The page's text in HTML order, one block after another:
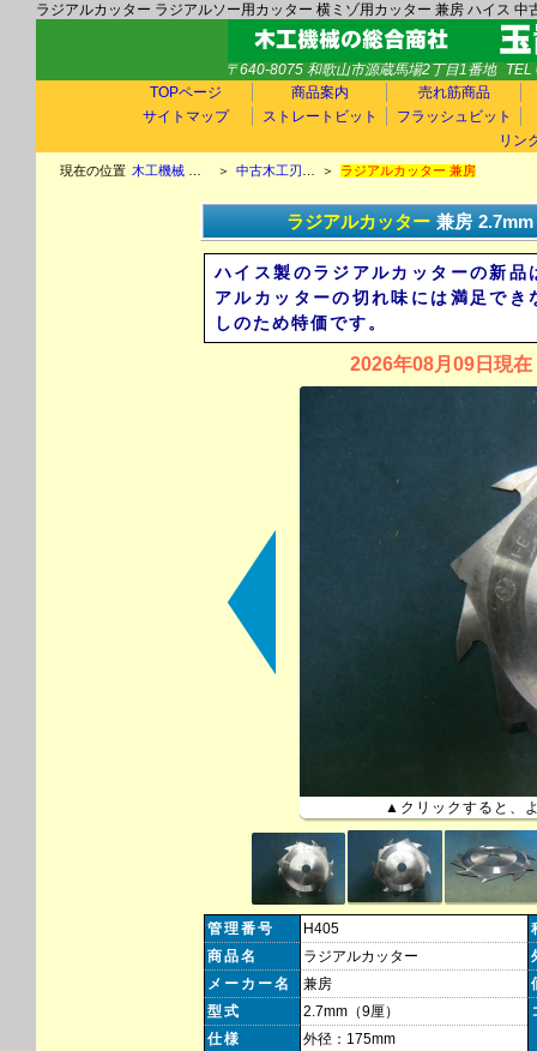
ラジアルカッター ラジアルソー用カッター 横ミゾ用カッター 兼房 ハイス 中
〒640-8075 和歌山市源蔵馬場2丁目1番地
TEL
TOPページ
商品案内
売れ筋商品
サイトマップ
ストレートビット
フラッシュビット
リン
現在の位置 ＞ ＞ ラジアルカッター 兼房
ラジアルカッター 兼房 2.7mm
ハイス製のラジアルカッターの新
アルカッターの切れ味には満足で
しのため特価です。
2026年08月09日現
▲クリックすると、
管理番号
H405
商品名
ラジアルカッター
メーカー名
兼房
型式
2.7mm（9厘）
仕様
外径：175mm